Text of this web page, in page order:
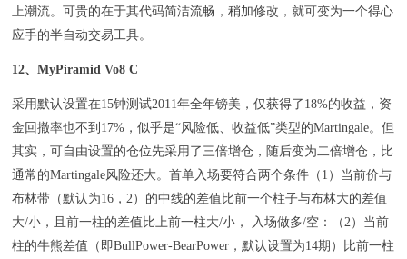
上潮流。可贵的在于其代码简洁流畅，稍加修改，就可变为一个得心
应手的半自动交易工具。
12、MyPiramid Vo8 C
采用默认设置在15钟测试2011年全年镑美，仅获得了18%的收益，资
金回撤率也不到17%，似乎是“风险低、收益低”类型的Martingale。但
其实，可自由设置的仓位先采用了三倍增仓，随后变为二倍增仓，比
通常的Martingale风险还大。首单入场要符合两个条件（1）当前价与
布林带（默认为16，2）的中线的差值比前一个柱子与布林大的差值
大/小，且前一柱的差值比上前一柱大/小， 入场做多/空：（2）当前
柱的牛熊差值（即BullPower-BearPower，默认设置为14期）比前一柱